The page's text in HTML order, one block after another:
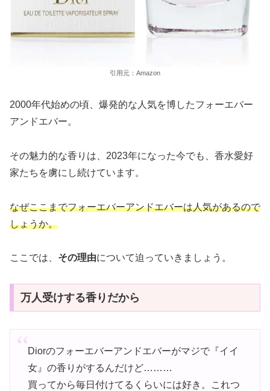
引用元：Amazon
2000年代始めの頃、爆発的な人気を博したフォーエバー
アンドエバー。
その魅力的な香りは、2023年になった今でも、香水愛好
家たちを虜にし続けています。
なぜここまでフォーエバーアンドエバーは人気があるので
しょうか。
ここでは、 その理由について迫っていきましょう。
万人受けする香りだから
Diorのフォーエバーアンドエバーがマジで『イイ
女』の香りがするんだけど………
買ってから毎日付けてるくらいには好き。これつ